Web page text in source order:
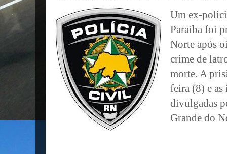
Um ex-
Paraíba foi
Norte após
crime de
morte. A
feira (8) e
divulgadas
Grande do